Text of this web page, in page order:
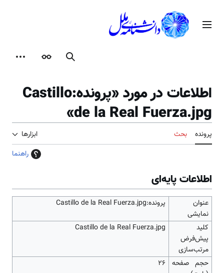
محتوامنوی اصلی
جستجوظاهر
اطلاعات در مورد «پرونده:Castillo
de la Real Fuerza.jpg»
پرونده بحث
ابزارها
راهنما
اطلاعات پایه‌ای
عنوان
نمایشی
پرونده:Castillo de la Real Fuerza.jpg
کلید
پیش‌فرض
مرتب‌سازی
Castillo de la Real Fuerza.jpg
حجم صفحه
۲۶